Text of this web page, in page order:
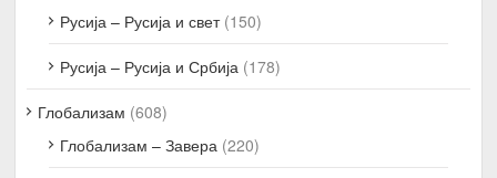
Русија – Русија и свет(150)
Русија – Русија и Србија (178)
Глобализам (608)
Глобализам – Завера (220)